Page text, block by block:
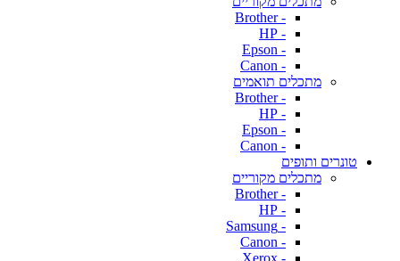
- Brother
- HP
- Epson
- Canon
מתכלים תואמים
- Brother
- HP
- Epson
- Canon
טונרים ותופים
מתכלים מקוריים
- Brother
- HP
- Samsung
- Canon
- Xerox